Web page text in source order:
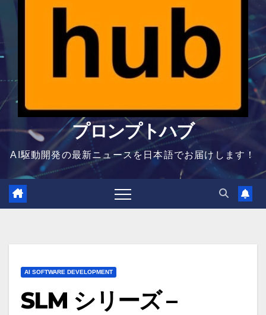
プロンプトハブ
AI駆動開発の最新ニュースを日本語でお届けします！
AI SOFTWARE DEVELOPMENT
SLM シリーズ –